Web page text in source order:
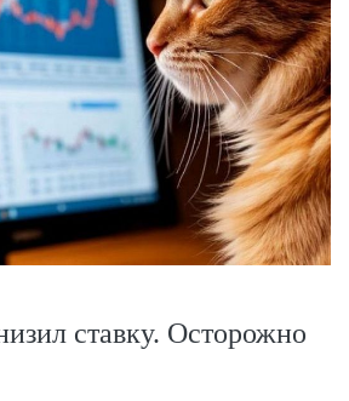
ставку. Осторожно